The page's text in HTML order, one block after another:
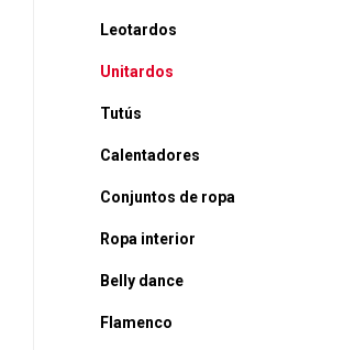
Leotardos
Unitardos
Tutús
Calentadores
Conjuntos de ropa
Ropa interior
Belly dance
Flamenco